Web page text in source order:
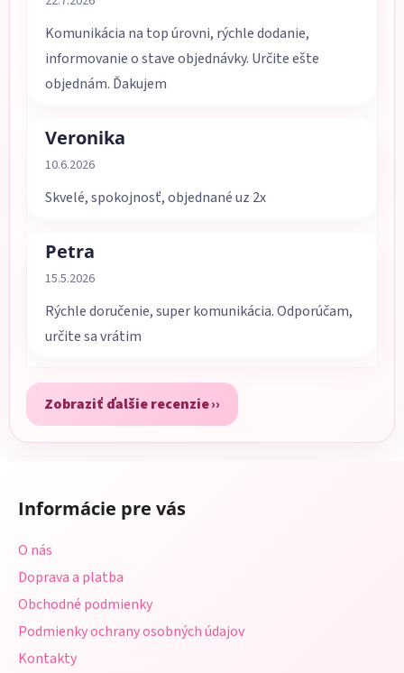
Komunikácia na top úrovni, rýchle dodanie,
informovanie o stave objednávky. Určite ešte
objednám. Ďakujem
Veronika
Hodnotenie obchodu je 5 z 5 hviezdičiek.
10.6.2026
Skvelé, spokojnosť, objednané uz 2x
Petra
Hodnotenie obchodu je 5 z 5 hviezdičiek.
15.5.2026
Rýchle doručenie, super komunikácia. Odporúčam,
určite sa vrátim
Zobraziť ďalšie recenzie
Informácie pre vás
O nás
Doprava a platba
Obchodné podmienky
Podmienky ochrany osobných údajov
Kontakty